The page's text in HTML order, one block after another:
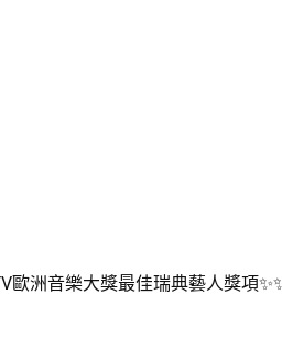
洲音樂大獎最佳瑞典藝人獎項